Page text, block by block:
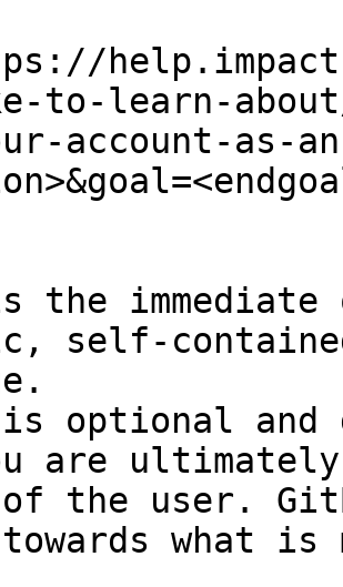
to-learn-
account-as-an-
the
self-
optional and
are
of the user.
towards what